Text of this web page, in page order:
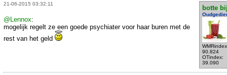
21-06-2015 03:32:11
botte
90.824
OTindex:
39.090
@Lennox:
mogelijk regelt ze een goede psychiater voor haar buren met de
rest van het geld